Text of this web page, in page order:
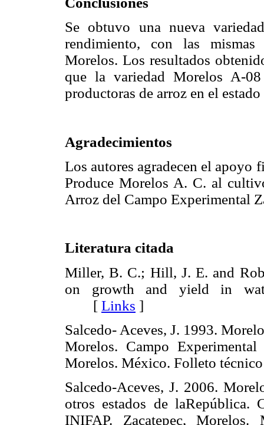
Se obtuvo una nueva
rendimiento, con las mismas
Morelos. Los resultados
que la variedad Morelos A-08
productoras de arroz en el
Agradecimientos
Los autores agradecen el
Produce Morelos A. C. al
Arroz del Campo Experimental
Literatura citada
Miller, B. C.; Hill, J. E. and
on growth and yield in
[ Links ]
Salcedo- Aceves, J. 1993.
Morelos. Campo
Morelos. México. Folleto
Salcedo-Aceves, J. 2006.
otros estados de laRepública.
INIFAP. Zacatepec,